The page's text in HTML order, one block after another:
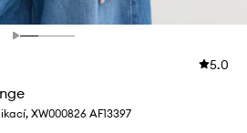
5.0
XW000826 AF13397